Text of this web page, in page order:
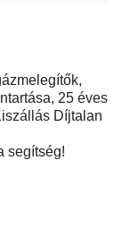
25 éves
Díjtalan
segítség!